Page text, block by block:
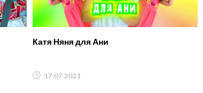
Катя Няня для Ани
17.07.2021